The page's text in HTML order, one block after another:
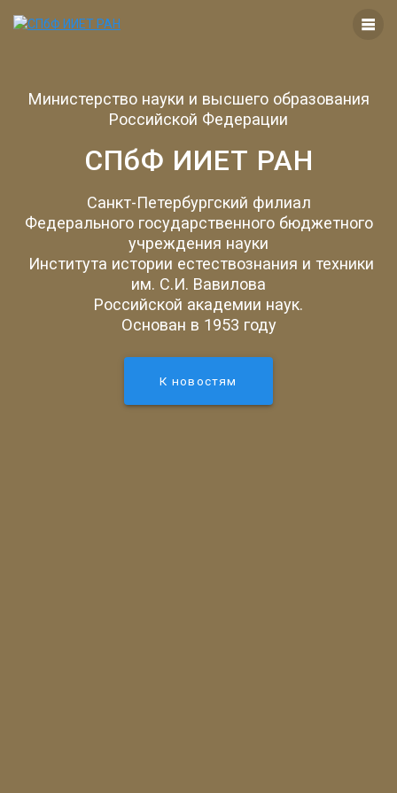
Министерство науки и высшего образования
Российской Федерации
СПбФ ИИЕТ РАН
Санкт-Петербургский филиал
Федерального государственного бюджетного
учреждения науки
Института истории естествознания и техники
им. С.И. Вавилова
Российской академии наук.
Основан в 1953 году
К новостям